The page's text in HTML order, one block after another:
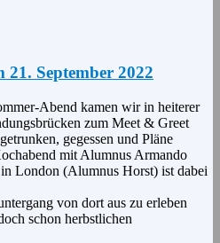
September 2022
Abend kamen wir in heiterer
zum Meet & Greet
gegessen und Pläne
mit Alumnus Armando
London (Alumnus Horst) ist dabei
von dort aus zu erleben
schon herbstlichen